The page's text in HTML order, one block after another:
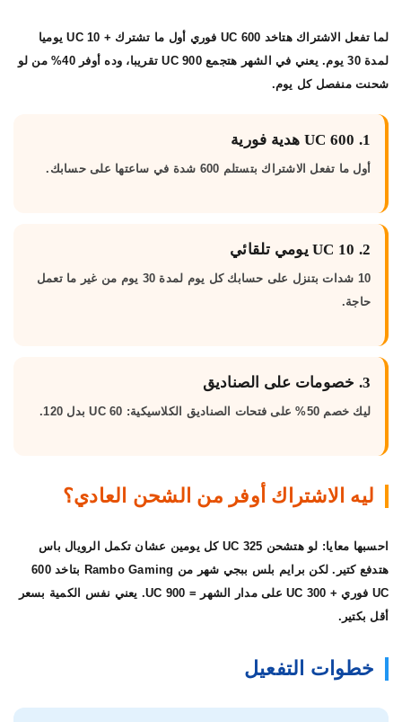
لما تفعل الاشتراك هتاخد 600 UC فوري أول ما تشترك + 10 UC يوميا
لمدة 30 يوم. يعني في الشهر هتجمع 900 UC تقريبا، وده أوفر 40% من لو
شحنت منفصل كل يوم.
1. 600 UC هدية فورية
أول ما تفعل الاشتراك بتستلم 600 شدة في ساعتها على حسابك.
2. 10 UC يومي تلقائي
10 شدات بتنزل على حسابك كل يوم لمدة 30 يوم من غير ما تعمل
حاجة.
3. خصومات على الصناديق
ليك خصم 50% على فتحات الصناديق الكلاسيكية: 60 UC بدل 120.
ليه الاشتراك أوفر من الشحن العادي؟
احسبها معايا: لو هتشحن 325 UC كل يومين عشان تكمل الرويال باس
هتدفع كتير. لكن برايم بلس ببجي شهر
من Rambo Gaming بتاخد 600
UC فوري + 300 UC على مدار الشهر = 900 UC. يعني نفس الكمية بسعر
أقل بكتير.
خطوات التفعيل